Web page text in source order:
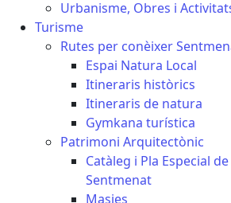
Urbanisme, Obres i
Turisme
Rutes per conèixer
Espai Natura Local
Itineraris històrics
Itineraris de natura
Gymkana turística
Patrimoni Arquitectònic
Catàleg i Pla Especial
Sentmenat
Masies